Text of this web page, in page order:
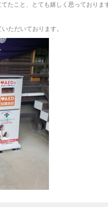
たこと、とても嬉しく思っておりま
ただいております。